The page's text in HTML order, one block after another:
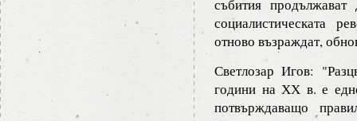
събития
социалистическата
отново възраждат,
Светлозар Игов:
години на ХХ в. е
потвърждаващо